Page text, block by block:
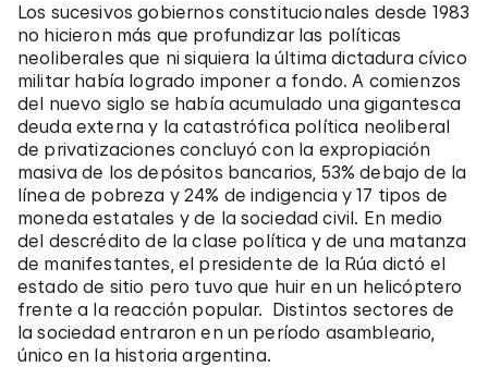
Los sucesivos gobiernos constitucionales desde 1983
no hicieron más que profundizar las políticas
neoliberales que ni siquiera la última dictadura cívico
militar había logrado imponer a fondo. A comienzos
del nuevo siglo se había acumulado una gigantesca
deuda externa y la catastrófica política neoliberal
de privatizaciones concluyó con la expropiación
masiva de los depósitos bancarios, 53% debajo de la
línea de pobreza y 24% de indigencia y 17 tipos de
moneda estatales y de la sociedad civil. En medio
del descrédito de la clase política y de una matanza
de manifestantes, el presidente de la Rúa dictó el
estado de sitio pero tuvo que huir en un helicóptero
frente a la reacción popular. Distintos sectores de
la sociedad entraron en un período asambleario,
único en la historia argentina.